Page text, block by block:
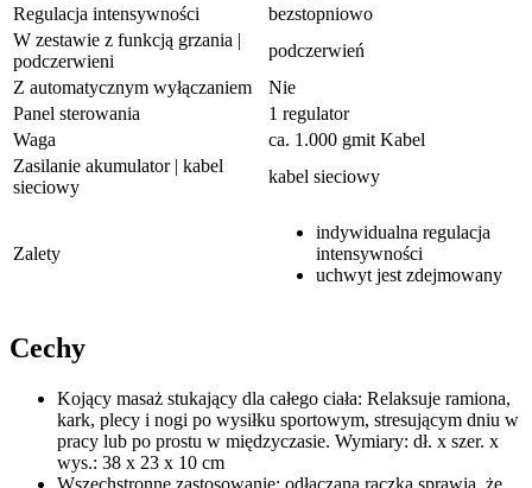
Regulacja intensywności
bezstopniowo
W zestawie z funkcją grzania |
podczerwieni
podczerwień
Z automatycznym wyłączaniem
Nie
Panel sterowania
1 regulator
Waga
ca. 1.000 gmit Kabel
Zasilanie akumulator | kabel
sieciowy
kabel sieciowy
Zalety
indywidualna regulacja
intensywności
uchwyt jest zdejmowany
Cechy
Kojący masaż stukający dla całego ciała: Relaksuje ramiona,
kark, plecy i nogi po wysiłku sportowym, stresującym dniu w
pracy lub po prostu w międzyczasie. Wymiary: dł. x szer. x
wys.: 38 x 23 x 10 cm
Wszechstronne zastosowanie: odłączana rączka sprawia, że